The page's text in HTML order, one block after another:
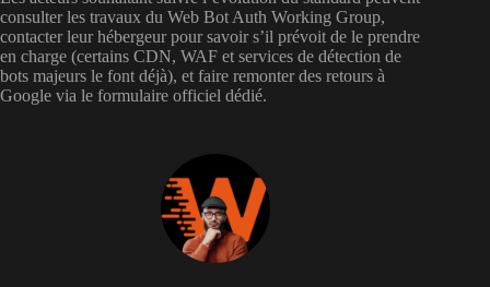
consulter les travaux du Web Bot Auth Working Group,
contacter leur hébergeur pour savoir s’il prévoit de le prendre
en charge (certains CDN, WAF et services de détection de
bots majeurs le font déjà), et faire remonter des retours à
Google via le formulaire officiel dédié.